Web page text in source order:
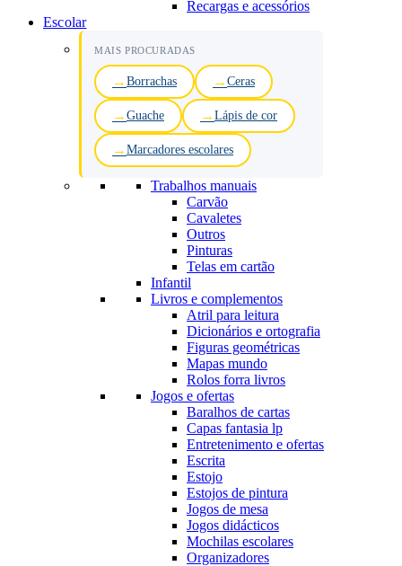
Recargas e acessórios
Escolar
MAIS PROCURADAS
Borrachas Ceras
Guache Lápis de cor
Marcadores escolares
Trabalhos manuais
Carvão
Cavaletes
Outros
Pinturas
Telas em cartão
Infantil
Livros e complementos
Atril para leitura
Dicionários e ortografia
Figuras geométricas
Mapas mundo
Rolos forra livros
Jogos e ofertas
Baralhos de cartas
Capas fantasia lp
Entretenimento e ofertas
Escrita
Estojo
Estojos de pintura
Jogos de mesa
Jogos didácticos
Mochilas escolares
Organizadores